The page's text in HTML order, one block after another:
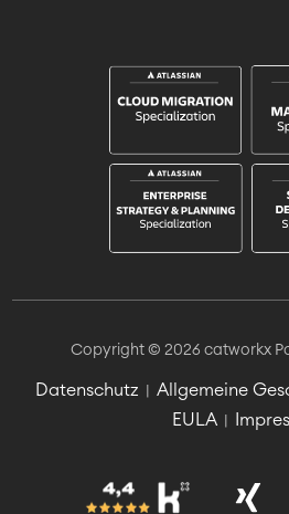
Copyright © 2026 catworkx
Datenschutz Allgemeine
EULA|